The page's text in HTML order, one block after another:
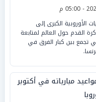
الأوروبية الكبرى إلى
القدم حول العالم لمتابعة
تجمع بين كبار الفرق في
مبارياته في أكتوبر